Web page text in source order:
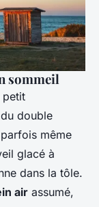
sommeil
petit
double
même
glacé à
dans la tôle.
air assumé,